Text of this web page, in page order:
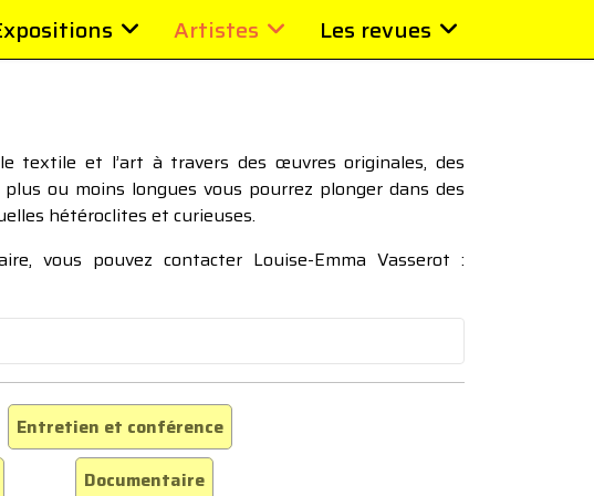
Artistes Les revues
textile et l’art à travers des œuvres originales, des
ou moins longues vous pourrez plonger dans des
hétéroclites et curieuses.
vous pouvez contacter Louise-Emma Vasserot :
Entretien et conférence
Documentaire